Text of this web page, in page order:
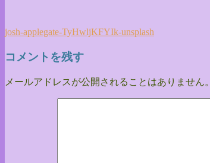
投
稿
ナ
josh-applegate-TyHwljKFYIk-unsplash
コメントを残す
メールアドレスが公開されることはありません。